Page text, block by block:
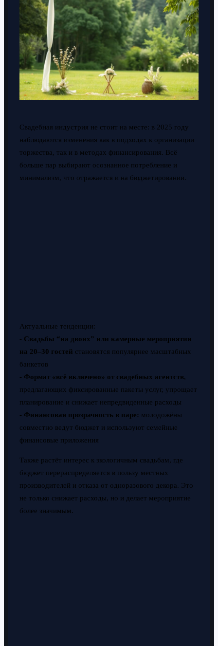
Свадебная индустрия не стоит на месте: в 2025 году
наблюдаются изменения как в подходах к организации
торжества, так и в методах финансирования. Всё
больше пар выбирают осознанное потребление и
минимализм, что отражается и на бюджетировании.
Актуальные тенденции:
- Свадьбы “на двоих” или камерные мероприятия
на 20–30 гостей становятся популярнее масштабных
банкетов
- Формат «всё включено» от свадебных агентств,
предлагающих фиксированные пакеты услуг, упрощает
планирование и снижает непредвиденные расходы
- Финансовая прозрачность в паре: молодожёны
совместно ведут бюджет и используют семейные
финансовые приложения
Также растёт интерес к экологичным свадьбам, где
бюджет перераспределяется в пользу местных
производителей и отказа от одноразового декора. Это
не только снижает расходы, но и делает мероприятие
более значимым.